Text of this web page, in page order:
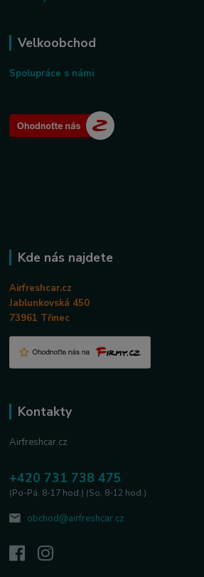
Velkoobchod
Spolupráce s námi
Kde nás najdete
Airfreshcar.cz
Jablunkovská 450
73961 Třinec
Kontakty
Airfreshcar.cz
+420 731 738 475
(Po-Pá, 8-17 hod.) (So, 8-12 hod.)
obchod@airfreshcar.cz